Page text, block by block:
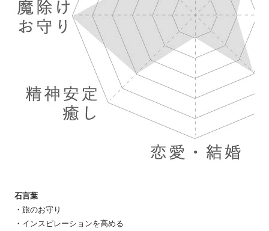
石言葉
・旅のお守り
・インスピレーションを高める